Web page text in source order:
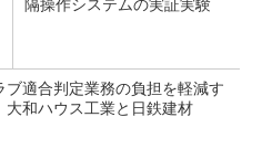
隔操作システムの実証実験
ブ適合判定業務の負担を軽減す
大和ハウス工業と日鉄建材